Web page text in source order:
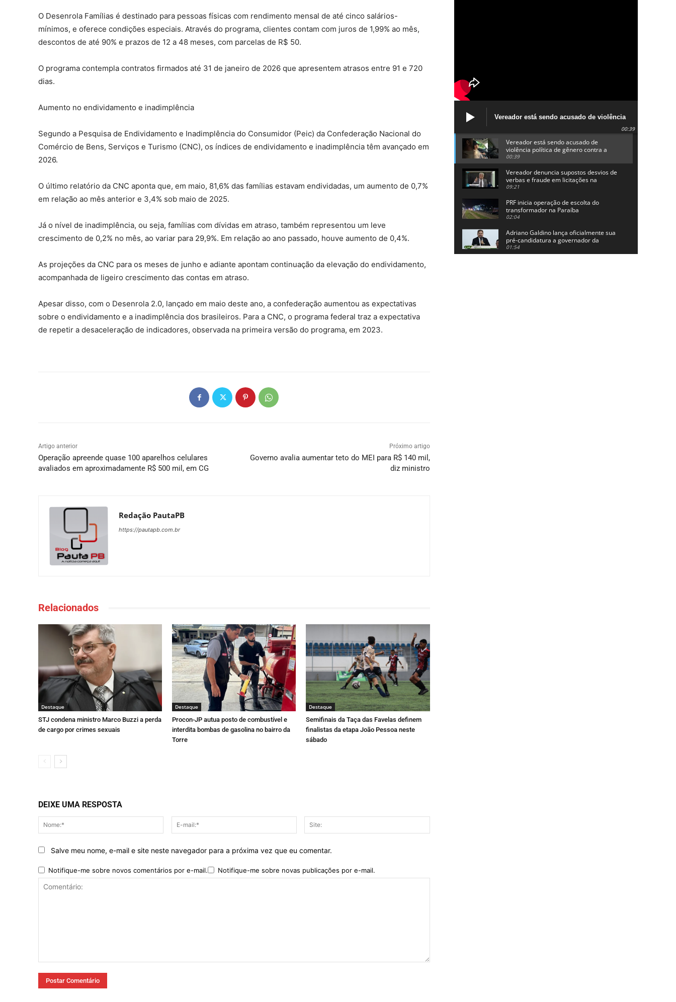
O Desenrola Famílias é destinado para pessoas físicas com rendimento mensal de até cinco salários-
mínimos, e oferece condições especiais. Através do programa, clientes contam com juros de 1,99% ao mês,
descontos de até 90% e prazos de 12 a 48 meses, com parcelas de R$ 50.
O programa contempla contratos firmados até 31 de janeiro de 2026 que apresentem atrasos entre 91 e 720
dias.
Aumento no endividamento e inadimplência
Segundo a Pesquisa de Endividamento e Inadimplência do Consumidor (Peic) da Confederação Nacional do
Comércio de Bens, Serviços e Turismo (CNC), os índices de endividamento e inadimplência têm avançado em
2026.
O último relatório da CNC aponta que, em maio, 81,6% das famílias estavam endividadas, um aumento de 0,7%
em relação ao mês anterior e 3,4% sob maio de 2025.
Já o nível de inadimplência, ou seja, famílias com dívidas em atraso, também representou um leve
crescimento de 0,2% no mês, ao variar para 29,9%. Em relação ao ano passado, houve aumento de 0,4%.
As projeções da CNC para os meses de junho e adiante apontam continuação da elevação do endividamento,
acompanhada de ligeiro crescimento das contas em atraso.
Apesar disso, com o Desenrola 2.0, lançado em maio deste ano, a confederação aumentou as expectativas
sobre o endividamento e a inadimplência dos brasileiros. Para a CNC, o programa federal traz a expectativa
de repetir a desaceleração de indicadores, observada na primeira versão do programa, em 2023.
Artigo anterior
Operação apreende quase 100 aparelhos celulares
avaliados em aproximadamente R$ 500 mil, em CG
Próximo artigo
Governo avalia aumentar teto do MEI para R$ 140 mil,
diz ministro
Redação PautaPB
https://pautapb.com.br
Relacionados
Destaque
STJ condena ministro Marco Buzzi a perda
de cargo por crimes sexuais
Destaque
Procon-JP autua posto de combustível e
interdita bombas de gasolina no bairro da
Torre
Destaque
Semifinais da Taça das Favelas definem
finalistas da etapa João Pessoa neste
sábado
DEIXE UMA RESPOSTA
Nome:*
mail:*
Salve meu nome, e-mail e site neste navegador para a próxima vez que eu comentar.
Notifique-me sobre novos comentários por e-mail. Notifique-me sobre novas publicações por e-mail.
Vereador está sendo acusado de violência
política de gênero contra a prefeita Lucinha
00:39
Vereador está sendo acusado de
violência política de gênero contra a
prefeita Lucinha da Saúde
00:39
Vereador denuncia supostos desvios de
verbas e fraude em licitações na
Prefeitura de Alhandra
09:21
PRF inicia operação de escolta do
transformador na Paraíba
02:04
Adriano Galdino lança oficialmente sua
pré-candidatura a governador da
Paraíba
01:54